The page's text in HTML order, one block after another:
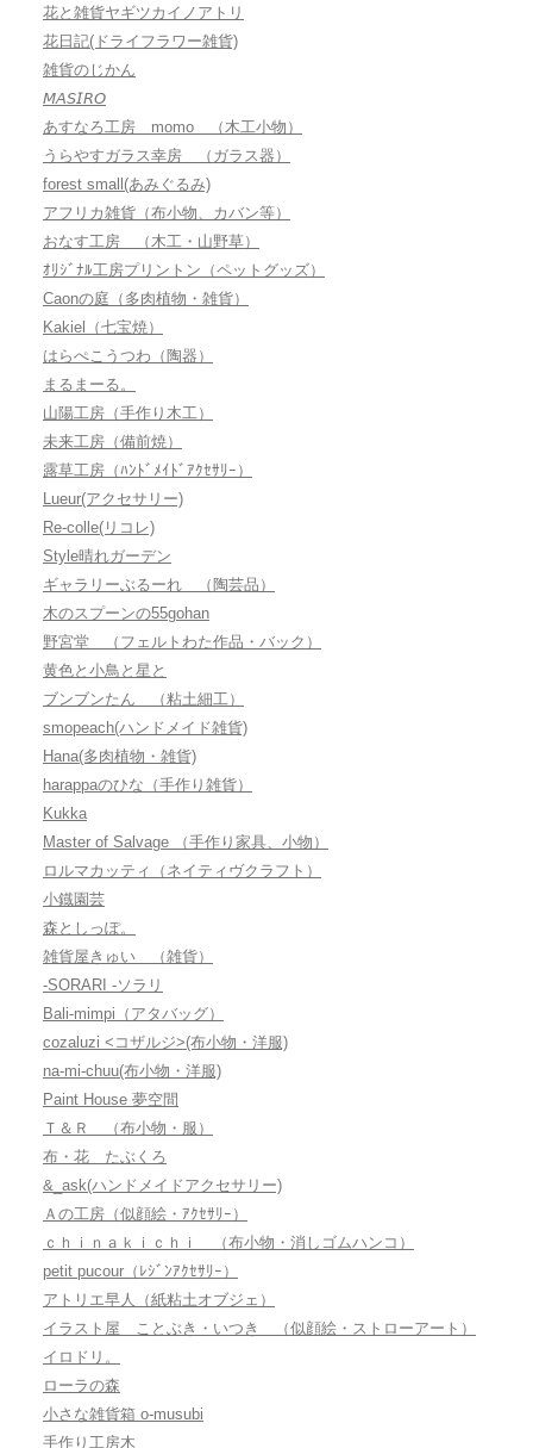
花と雑貨ヤギツカイノアトリ
花日記(ドライフラワー雑貨)
雑貨のじかん
𝘔𝘈𝘚𝘐𝘙𝘖
あすなろ工房 momo （木工小物）
うらやすガラス幸房 （ガラス器）
forest small(あみぐるみ)
アフリカ雑貨（布小物、カバン等）
おなす工房 （木工・山野草）
ｵﾘｼﾞﾅﾙ工房プリントン（ペットグッズ）
Caonの庭（多肉植物・雑貨）
Kakiel（七宝焼）
はらぺこうつわ（陶器）
まるまーる。
山陽工房（手作り木工）
未来工房（備前焼）
露草工房（ﾊﾝﾄﾞﾒｲﾄﾞｱｸｾｻﾘｰ）
Lueur(アクセサリー)
Re-colle(リコレ)
Style晴れガーデン
ギャラリーぶるーれ （陶芸品）
木のスプーンの55gohan
野宮堂 （フェルトわた作品・バック）
黄色と小鳥と星と
ブンブンたん （粘土細工）
smopeach(ハンドメイド雑貨)
Hana(多肉植物・雑貨)
harappaのひな（手作り雑貨）
Kukka
Master of Salvage （手作り家具、小物）
ロルマカッティ（ネイティヴクラフト）
小鐡園芸
森としっぽ。
雑貨屋きゅい （雑貨）
-SORARI -ソラリ
Bali-mimpi（アタバッグ）
cozaluzi <コザルジ>(布小物・洋服)
na-mi-chuu(布小物・洋服)
Paint House 夢空間
Ｔ＆Ｒ （布小物・服）
布・花 たぶくろ
&_ask(ハンドメイドアクセサリー)
Ａの工房（似顔絵・ｱｸｾｻﾘｰ）
ｃｈｉｎａｋｉｃｈｉ （布小物・消しゴムハンコ）
petit pucour（ﾚｼﾞﾝｱｸｾｻﾘｰ）
アトリエ早人（紙粘土オブジェ）
イラスト屋 ことぶき・いつき （似顔絵・ストローアート）
イロドリ。
ローラの森
小さな雑貨箱 o-musubi
手作り工房木